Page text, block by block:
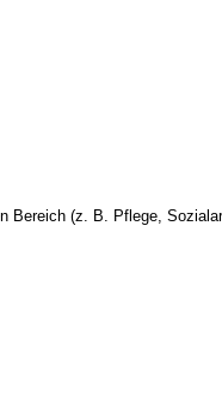
Bereich (z. B. Pflege,